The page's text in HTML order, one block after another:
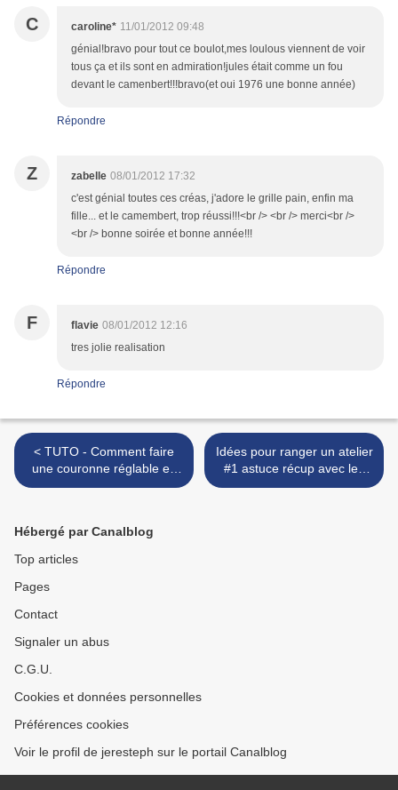
C caroline* 11/01/2012 09:48
génial!bravo pour tout ce boulot,mes loulous viennent de voir
tous ça et ils sont en admiration!jules était comme un fou
devant le camenbert!!!bravo(et oui 1976 une bonne année)
Répondre
Z zabelle 08/01/2012 17:32
c'est génial toutes ces créas, j'adore le grille pain, enfin ma
fille... et le camembert, trop réussi!!!<br /> <br /> merci<br />
<br /> bonne soirée et bonne année!!!
Répondre
F flavie 08/01/2012 12:16
tres jolie realisation
Répondre
< TUTO - Comment faire
une couronne réglable en
feutrine pour enfant pour la
Idées pour ranger un atelier
#1 astuce récup avec les
bidons de javel !!! >
Hébergé par Canalblog
Top articles
Pages
Contact
Signaler un abus
C.G.U.
Cookies et données personnelles
Préférences cookies
Voir le profil de jeresteph sur le portail Canalblog